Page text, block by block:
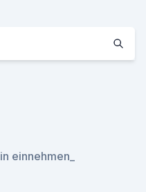
einnehmen_